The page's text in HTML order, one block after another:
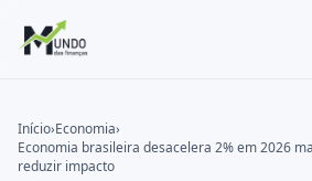
Economia
Buscar no site
Início›Economia›
Economia brasileira desacelera 2% em 2026
reduzir impacto